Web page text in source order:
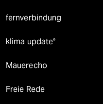
fernverbindung
klima update°
Mauerecho
Freie Rede